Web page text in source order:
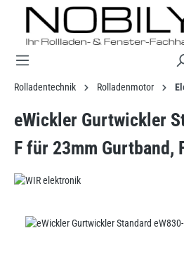
springen
Rolladentechnik Rolladenmotor
eWickler Gurtwickler
F für 23mm Gurtband,
Bildergalerie überspringen